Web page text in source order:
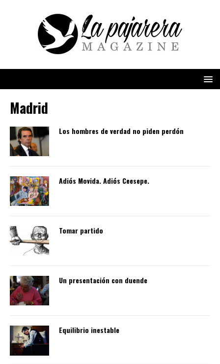
Madrid
Los hombres de verdad no piden perdón
Adiós Movida. Adiós Ceesepe.
Tomar partido
Un presentación con duende
Equilibrio inestable